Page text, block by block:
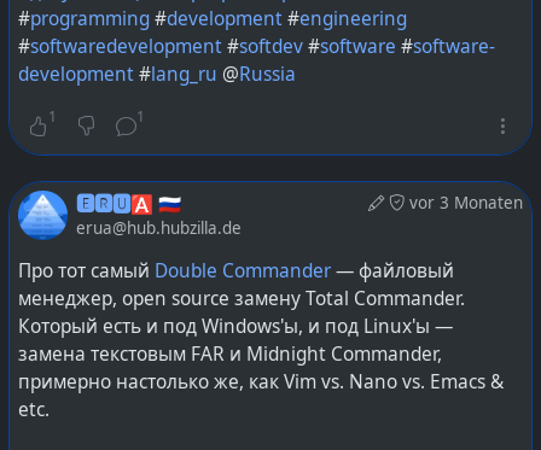
Есть и другие альтернативы MS Office, про них уже
было в контексте того, чтоMicrosoft ворует файлы
отсылая к себе в облако без спроса
ровно такие же проблемы вокруг слабой
распространённости OOXML Scrict и необходимости
так и посредством «обратной инженерии».
#ooxml #LibreOffice#МойОфис#Р7-Офис#ONLYOFFICE
#r7-office# onlyoffice#officesuite #opensource
#software#lang_ru@Russia
Причём ладно б если б мой дистр (opensuse) у них
не поддерживался, так они на сайте для него
репозитории публикуют!
#programming#development#engineering
#softwaredevelopment#softdev#software #software-
development#lang_ru @Russia
1 1
vor 3 Monaten
🅴🆁🆄🅰 🇷🇺
erua@hub.hubzilla.de
Про тот самый Double Commander— файловый
менеджер, open source замену Total Commander.
Который есть и под Windows'ы, и под Linux'ы —
замена текстовым FAR и Midnight Commander,
примерно настолько же, как Vim vs. Nano vs. Emacs &
etc.